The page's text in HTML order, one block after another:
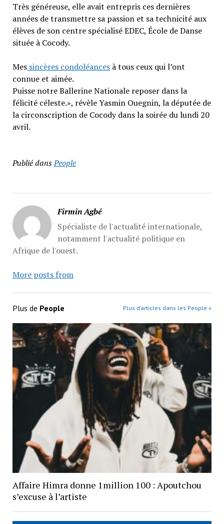
Très généreuse, elle avait entrepris ces dernières
années de transmettre sa passion et sa technicité aux
élèves de son centre spécialisé EDEC, École de Danse
située à Cocody.
Messincères condoléancesà tous ceux qui l’ont
connue et aimée.
Puisse notre Ballerine Nationale reposer dans la
félicité céleste.», révèle Yasmin Ouegnin, la députée de
la circonscription de Cocody dans la soirée du lundi 20
avril.
Publié dansPeople
Firmin Agbé
Spécialiste de l'actualité internationale,
notamment l'actualité politique en
Afrique de l'ouest.
More posts from
Plus de People Plus d’articles dans les People »
Affaire Himra donne 1million 100 : Apoutchou
s’excuse à l’artiste